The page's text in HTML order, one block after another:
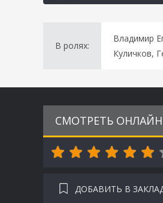
В ролях:
Владимир
Куличков,
СМОТРЕТЬ
ДОБАВИТЬ В